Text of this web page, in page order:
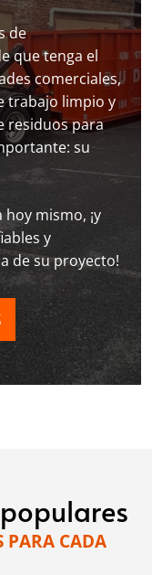
de
que tenga el
comerciales,
trabajo limpio y
residuos para
su
mismo, ¡y
y
de su proyecto!
PARA CADA